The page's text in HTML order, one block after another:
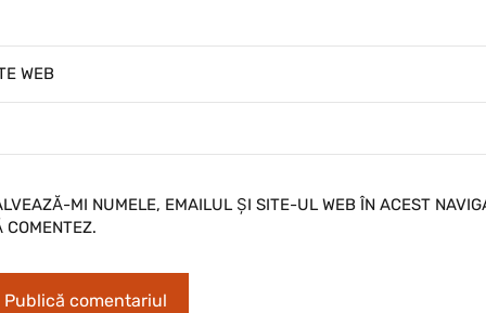
WEB
MI NUMELE, EMAILUL ȘI SITE-UL WEB ÎN ACEST
COMENTEZ.